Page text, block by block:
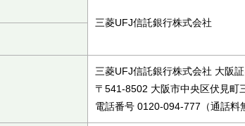
三菱UFJ信託銀行株式会社
三菱UFJ信託銀行株式会社 大阪
〒541-8502 大阪市中央区伏見町
電話番号 0120-094-777（通話料